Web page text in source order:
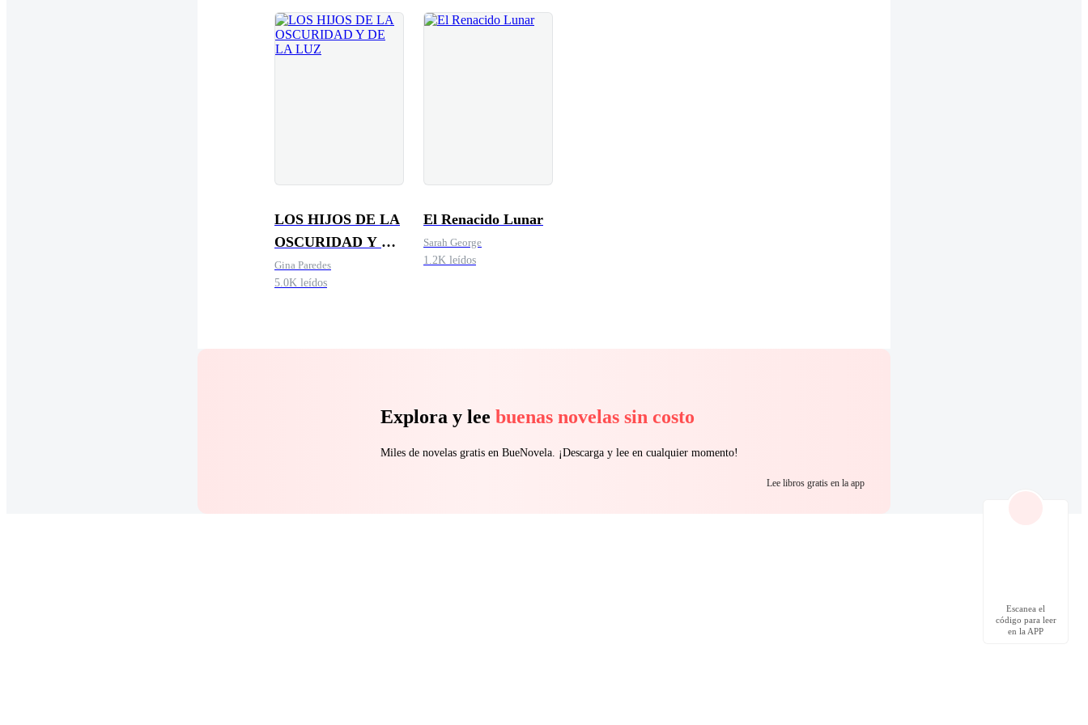
LOS HIJOS DE LA
OSCURIDAD Y DE
LA LUZ
Gina Paredes
5.0K leídos
El Renacido Lunar
Sarah George
1.2K leídos
Explora y lee buenas novelas sin costo
Miles de novelas gratis en BueNovela. ¡Descarga y lee en cualquier momento!
Lee libros gratis en la app
Escanea el
código para leer
en la APP